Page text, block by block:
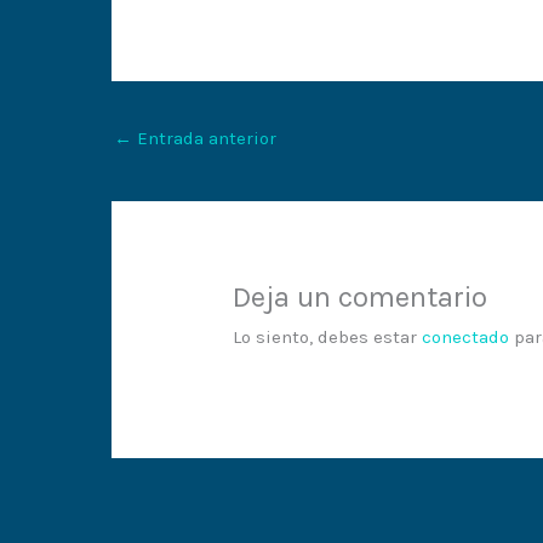
← Entrada anterior
Deja un comentario
Lo siento, debes estarconectado